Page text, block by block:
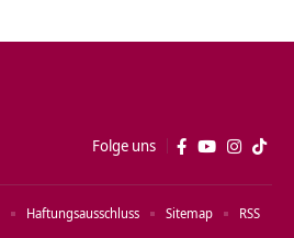
Folge uns
Haftungsausschluss Sitemap RSS